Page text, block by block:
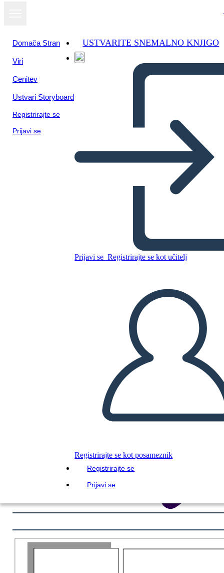
Domača Stran
Viri
Cenitev
Ustvari Storyboard
Registrirajte se
Prijavi se
USTVARITE SNEMALNO KNJIGO
Prijavi se Registrirajte se kot učitelj
Registrirajte se kot posameznik
Registrirajte se
Prijavi se
Kopirajte to snemalno knjigo
PREDVAJANJE DIAPROJEKCIJE
PREBERI MI
Oglejte si kot
diaprojekcijo